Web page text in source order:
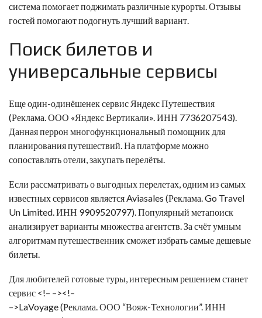
система помогает поджимать различные курорты. Отзывы
гостей помогают подогнуть лучший вариант.
Поиск билетов и
универсальные сервисы
Еще один-одинёшенек сервис Яндекс Путешествия
(Реклама. ООО «Яндекс Вертикали». ИНН 7736207543).
Данная перрон многофункциональный помощник для
планирования путешествий. На платформе можно
сопоставлять отели, закупать перелёты.
Если рассматривать о выгодных перелетах, одним из самых
известных сервисов являетсяAviasales (Реклама. Go Travel
Un Limited. ИНН 9909520797). Популярный метапоиск
анализирует варианты множества агентств. За счёт умным
алгоритмам путешественник сможет избрать самые дешевые
билеты.
Для любителей готовые туры, интересным решением станет
сервис <!– –><!–
–>LaVoyage(Реклама. ООО “Вояж-Технологии”. ИНН